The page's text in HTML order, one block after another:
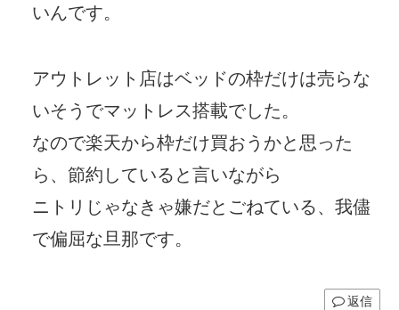
いんです。
アウトレット店はベッドの枠だけは売らな
いそうでマットレス搭載でした。
なので楽天から枠だけ買おうかと思った
ら、節約していると言いながら
ニトリじゃなきゃ嫌だとごねている、我儘
で偏屈な旦那です。
返信